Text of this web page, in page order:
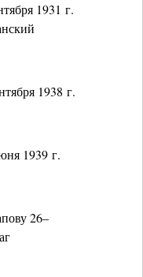
1931 г.
1938 г.
1939 г.
26–